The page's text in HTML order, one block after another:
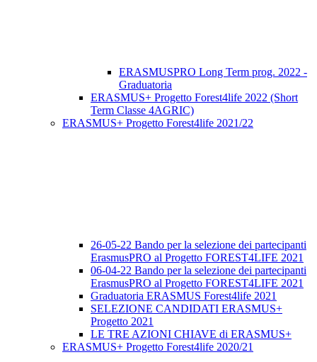
ERASMUSPRO Long Term prog. 2022 -
Graduatoria
ERASMUS+ Progetto Forest4life 2022 (Short
Term Classe 4AGRIC)
ERASMUS+ Progetto Forest4life 2021/22
26-05-22 Bando per la selezione dei partecipanti
ErasmusPRO al Progetto FOREST4LIFE 2021
06-04-22 Bando per la selezione dei partecipanti
ErasmusPRO al Progetto FOREST4LIFE 2021
Graduatoria ERASMUS Forest4life 2021
SELEZIONE CANDIDATI ERASMUS+
Progetto 2021
LE TRE AZIONI CHIAVE di ERASMUS+
ERASMUS+ Progetto Forest4life 2020/21